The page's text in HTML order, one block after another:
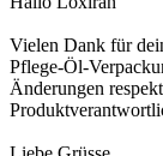
Vielen Dank für
Pflege-Öl-
Änderungen